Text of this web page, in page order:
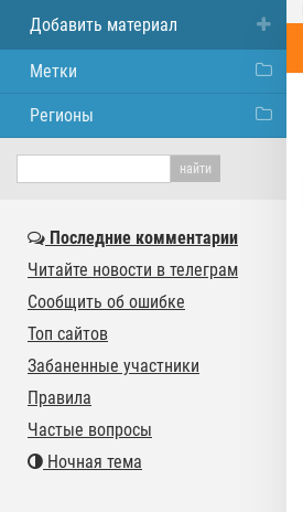
Добавить материал
Метки
Регионы
Последние комментарии
Читайте новости в телеграм
Сообщить об ошибке
Топ сайтов
Забаненные участники
Правила
Частые вопросы
Ночная тема